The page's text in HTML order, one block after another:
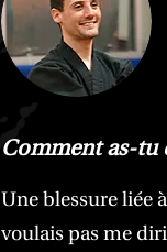
Comment as-tu
Une blessure liée
voulais pas me